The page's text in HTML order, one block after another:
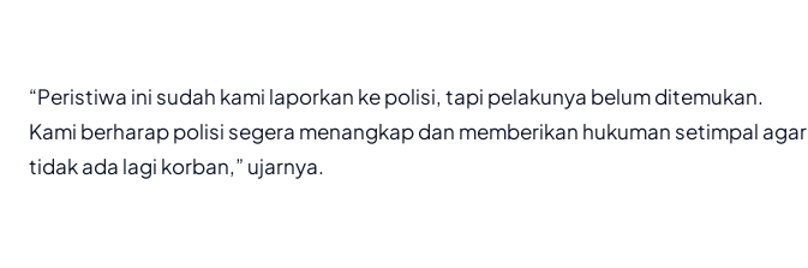
“Peristiwa ini sudah kami laporkan ke polisi, tapi pelakunya belum ditemukan.
Kami berharap polisi segera menangkap dan memberikan hukuman setimpal agar
tidak ada lagi korban,” ujarnya.